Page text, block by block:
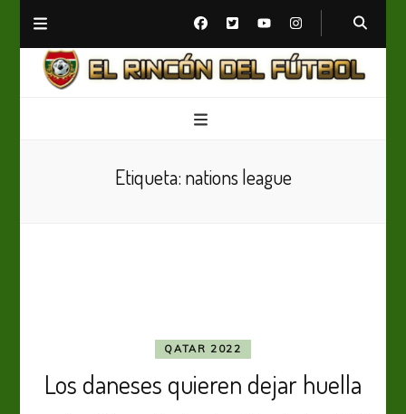
Etiqueta: nations league
QATAR 2022
Los daneses quieren dejar huella